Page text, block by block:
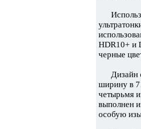
HDR10+ и
черные
Дизайн
ширину в
четырьмя
выполнен
особую